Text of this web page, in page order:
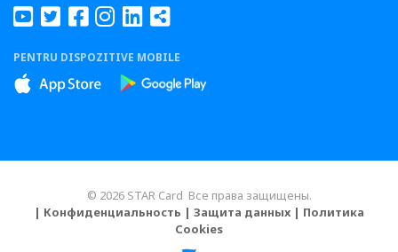
PENTRU DISPOZITIVE MOBILE
© 2026 STAR Card Все права защищены.
| Конфиденциальность | Защита данных | Политика
Cookies